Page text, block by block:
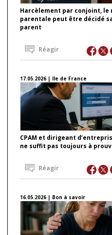
Harcèlement par conjoint,
parentale peut être décidé
parent
Réagir
17.05.2026 | Ile de France
CPAM et dirigeant
ne suffit pas toujours à
Réagir
16.05.2026 | Bon à savoir